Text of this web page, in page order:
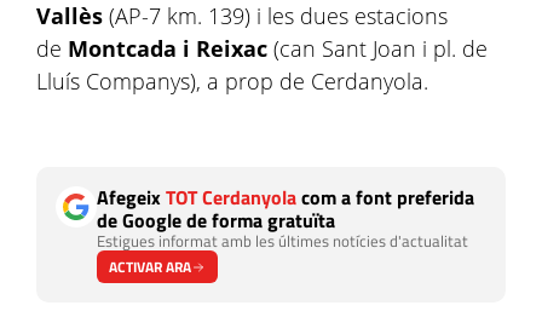
Vallès (AP-7 km. 139) i les dues estacions
de Montcada i Reixac (can Sant Joan i pl. de
Lluís Companys), a prop de Cerdanyola.
AfegeixTOT Cerdanyolacom a font preferida
de Google de forma gratuïta
Estigues informat amb les últimes notícies d'actualitat
ACTIVAR ARA